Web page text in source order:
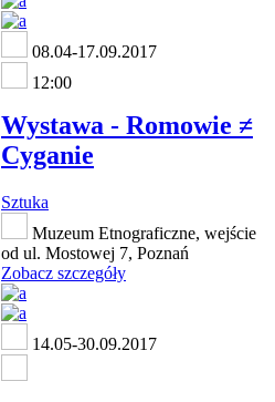
08.04-17.09.2017
12:00
Wystawa - Romowie ≠
Cyganie
Sztuka
Muzeum Etnograficzne, wejście
od ul. Mostowej 7, Poznań
Zobacz szczegóły
14.05-30.09.2017